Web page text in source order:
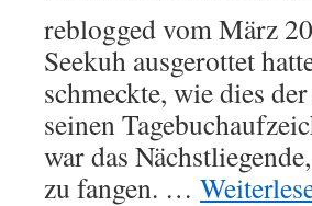
reblogged vom März
Seekuh ausgerottet
schmeckte, wie dies
seinen
war das
zu fangen. …